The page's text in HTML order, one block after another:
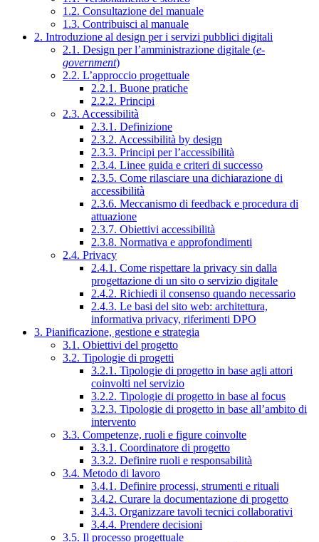
1.2. Consultazione del manuale
1.3. Contribuisci al manuale
2. Introduzione al design per i servizi pubblici digitali
2.1. Design per l’amministrazione digitale (e-
government)
2.2. L’approccio progettuale
2.2.1. Buone pratiche
2.2.2. Principi
2.3. Accessibilità
2.3.1. Definizione
2.3.2. Accessibilità by design
2.3.3. Principi per l’accessibilità
2.3.4. Linee guida e criteri di successo
2.3.5. Come rilasciare una dichiarazione di
accessibilità
2.3.6. Meccanismo di feedback e procedura di
attuazione
2.3.7. Obiettivi accessibilità
2.3.8. Normativa e approfondimenti
2.4. Privacy
2.4.1. Come rispettare la privacy sin dalla
progettazione di un sito o servizio digitale
2.4.2. Richiedi il consenso quando necessario
2.4.3. Le basi del sito web: architettura,
informativa privacy, riferimenti DPO
3. Pianificazione, gestione e strategia
3.1. Obiettivi del progetto
3.2. Tipologie di progetti
3.2.1. Tipologie di progetto in base agli attori
coinvolti nel servizio
3.2.2. Tipologie di progetto in base al focus
3.2.3. Tipologie di progetto in base all’ambito di
intervento
3.3. Competenze, ruoli e figure coinvolte
3.3.1. Coordinatore di progetto
3.3.2. Definire ruoli e responsabilità
3.4. Metodo di lavoro
3.4.1. Definire processi, strumenti e rituali
3.4.2. Curare la documentazione di progetto
3.4.3. Organizzare tavoli tecnici collaborativi
3.4.4. Prendere decisioni
3.5. Il processo progettuale